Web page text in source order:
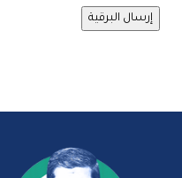
إرسال البرقية